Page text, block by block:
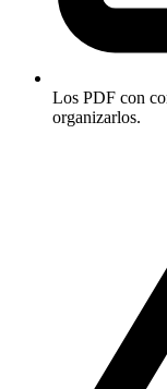
Los PDF con
organizarlos.